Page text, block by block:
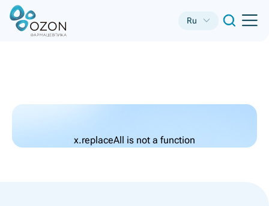
Ru
x.replaceAll is not a function